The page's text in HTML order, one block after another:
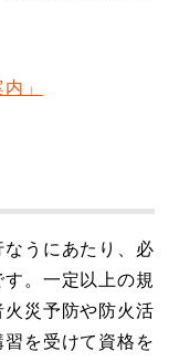
」
うにあたり、必
。一定以上の規
災予防や防火活
を受けて資格を